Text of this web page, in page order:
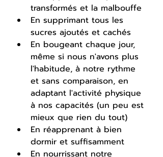
transformés et la malbouffe
En supprimant tous les
sucres ajoutés et cachés
En bougeant chaque jour,
même si nous n'avons plus
l'habitude, à notre rythme
et sans comparaison, en
adaptant l'activité physique
à nos capacités (un peu est
mieux que rien du tout)
En réapprenant à bien
dormir et suffisamment
En nourrissant notre